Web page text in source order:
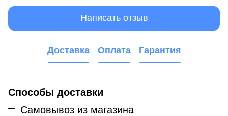
Написать отзыв
Доставка Оплата Гарантия
Способы доставки
Самовывоз из магазина